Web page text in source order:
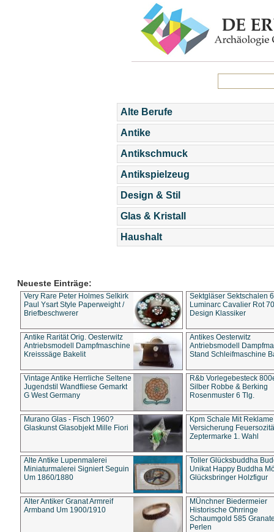
Alte Berufe
Antike
Antikschmuck
Antikspielzeug
Design & Stil
Glas & Kristall
Haushalt
Neueste Einträge:
Very Rare Peter Holmes Selkirk
Paul Ysart Style Paperweight /
Briefbeschwerer
Sektgläser Sektschalen
Luminarc Cavalier Rot
Design Klassiker
Antike Rarität Orig. Oesterwitz
Antriebsmodell Dampfmaschine
Kreisssäge Bakelit
Antikes Oesterwitz
Antriebsmodell
Stand Schleifmaschine
Vintage Antike Herrliche Seltene
Jugendstil Wandfliese Gemarkt
G West Germany
R&b Vorlegebesteck
Silber Robbe & Berking
Rosenmuster 6 Tlg.
Murano Glas - Fisch 1960?
Glaskunst Glasobjekt Mille Fiori
Kpm Schale Mit Reklame
Versicherung
Zeptermarke 1. Wahl
Alte Antike Lupenmalerei
Miniaturmalerei Signiert Seguin
Um 1860/1880
Toller Glücksbuddha
Unikat Happy Buddha
Glücksbringer Holzfigur
Alter Antiker Granat Armreif
Armband Um 1900/1910
MÜnchner Biedermeier
Historische Ohrringe
Schaumgold 585
Perlen